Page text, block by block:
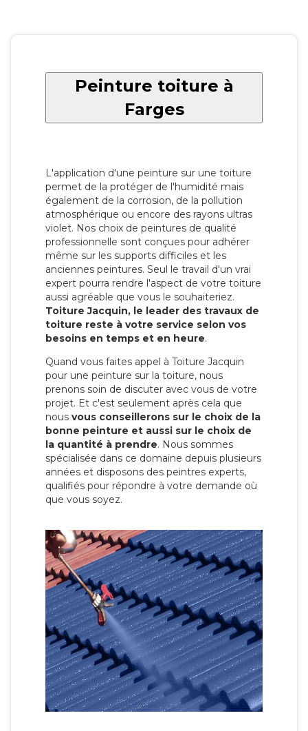
Peinture toiture à
Farges
L'application d'une peinture sur une toiture
permet de la protéger de l'humidité mais
également de la corrosion, de la pollution
atmosphérique ou encore des rayons ultras
violet. Nos choix de peintures de qualité
professionnelle sont conçues pour adhérer
même sur les supports difficiles et les
anciennes peintures. Seul le travail d'un vrai
expert pourra rendre l'aspect de votre toiture
aussi agréable que vous le souhaiteriez.
Toiture Jacquin, le leader des travaux de
toiture reste à votre service selon vos
besoins en temps et en heure.
Quand vous faites appel à Toiture Jacquin
pour une peinture sur la toiture, nous
prenons soin de discuter avec vous de votre
projet. Et c'est seulement après cela que
nous vous conseillerons sur le choix de la
bonne peinture et aussi sur le choix de
la quantité à prendre. Nous sommes
spécialisée dans ce domaine depuis plusieurs
années et disposons des peintres experts,
qualifiés pour répondre à votre demande où
que vous soyez.